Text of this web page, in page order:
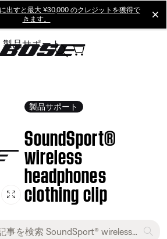
出すと最大 ¥30,000 のクレジットを獲得で
きます。
製品サポート
製品サポート
SoundSport®
wireless
headphones
clothing clip